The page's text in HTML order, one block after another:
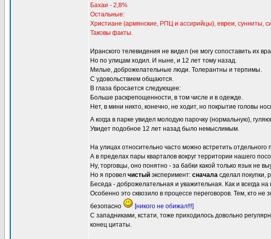
Бахаи - 2,8%
Остальные:
Христиане (армянские, РПЦ и ассирийцы), евреи, сунниты,
Таковы факты.
Иранского телевидения не видел (не могу сопоставить их
Но по улицам ходил. И ныне, и 12 лет тому назад.
Милые, доброжелательные люди. Толерантны и терпимы.
С удовольствием общаются.
В глаза бросается следующее:
Больше раскрепощенности, в том числе и в одежде.
Нет, в мини никто, конечно, не ходит, но покрытие головы
А когда в парке увидел молодую парочку (нормальную),
Увидет подобное 12 лет назад было немыслимым.
На улицах относительно часто можно встретить
А в пределах пары кварталов вокруг территории нашего
Ну, торговцы, оно понятно - за бабки какой только язык не
Но я провел чистый эксперимент: сначала сделал покупки,
Беседа - доброжелательная и уважительная. Как и всегда
Особенно это сквозило в процессе переговоров. Тем, кто
безопасно
[никого не обижал!!!]
С западниками, кстати, тоже приходилось довольно
конец цитаты.